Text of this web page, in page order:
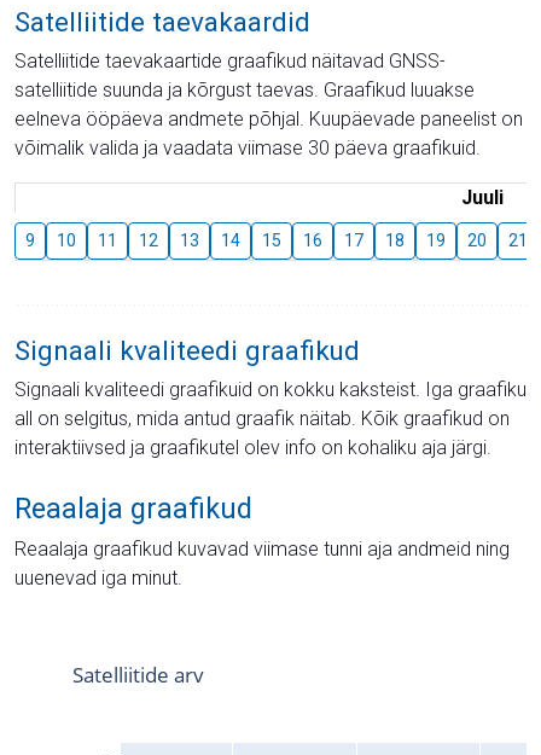
Satelliitide taevakaardid
Satelliitide taevakaartide graafikud näitavad GNSS-
satelliitide suunda ja kõrgust taevas. Graafikud luuakse
eelneva ööpäeva andmete põhjal. Kuupäevade paneelist on
võimalik valida ja vaadata viimase 30 päeva graafikuid.
Juuli
9 10 11 12 13 14 15 16 17 18 19 20 21
Signaali kvaliteedi graafikud
Signaali kvaliteedi graafikuid on kokku kaksteist. Iga graafiku
all on selgitus, mida antud graafik näitab. Kõik graafikud on
interaktiivsed ja graafikutel olev info on kohaliku aja järgi.
Reaalaja graafikud
Reaalaja graafikud kuvavad viimase tunni aja andmeid ning
uuenevad iga minut.